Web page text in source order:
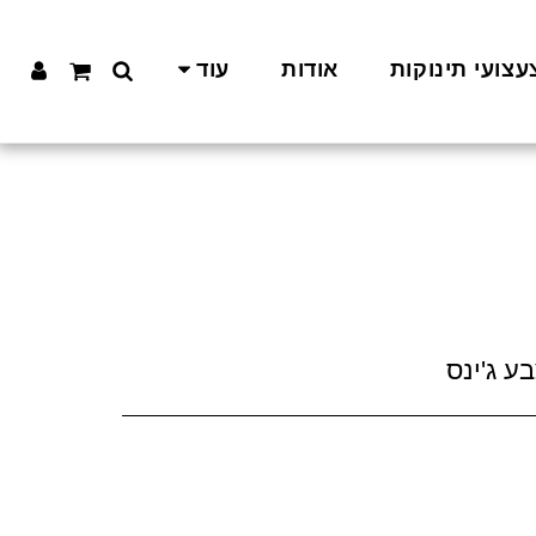
תינוקות אודות עוד
ג'ינס